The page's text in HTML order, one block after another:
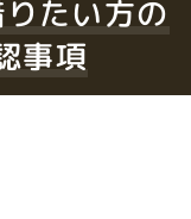
たい方の
事項